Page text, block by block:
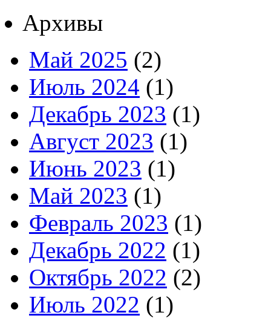
Архивы
Май 2025 (2)
Июль 2024 (1)
Декабрь 2023 (1)
Август 2023 (1)
Июнь 2023 (1)
Май 2023 (1)
Февраль 2023 (1)
Декабрь 2022 (1)
Октябрь 2022 (2)
Июль 2022 (1)